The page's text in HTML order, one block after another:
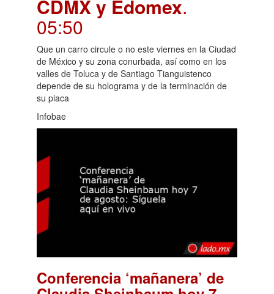
CDMX y Edomex.
05:50
Que un carro circule o no este viernes en la Ciudad
de México y su zona conurbada, así como en los
valles de Toluca y de Santiago Tianguistenco
depende de su holograma y de la terminación de
su placa
Infobae
Conferencia ‘mañanera’ de